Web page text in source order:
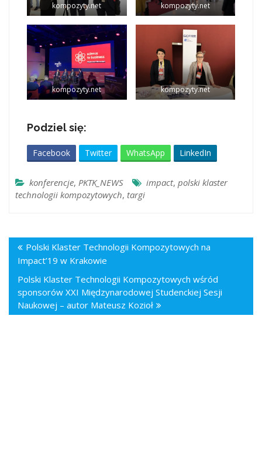
kompozyty.net kompozyty.net
kompozyty.net kompozyty.net
Podziel się:
Facebook Twitter WhatsApp LinkedIn
konferencje, PKTK_NEWS impact, polski klaster
technologii kompozytowych, targi
Polski Klaster Technologii Kompozytowych na
Impact’19 w Krakowie
Polski Klaster Technologii Kompozytowych wśród
sponsorów XXI Międzynarodowej Studenckiej Sesji
Naukowej – autor Mateusz Kozioł